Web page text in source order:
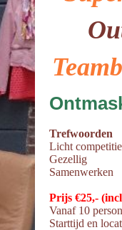
Trefwoorden
Licht
Gezellig
Samenwerken
Prijs €25,-
Vanaf 10
Starttijd en